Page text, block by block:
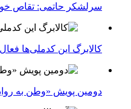
سرلشکر حاتمی: تقاص
کالابرگ این کدملی‌ها
دومین پویش «وطن به